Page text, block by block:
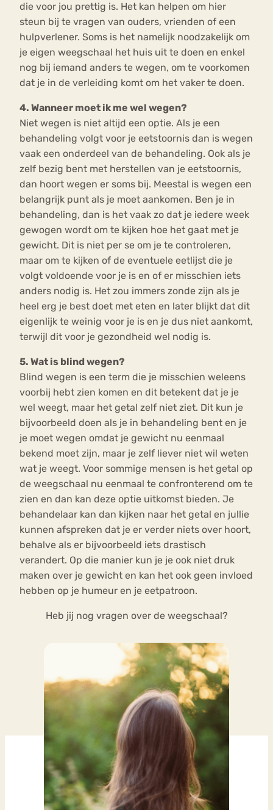
die voor jou prettig is. Het kan helpen om hier
steun bij te vragen van ouders, vrienden of een
hulpverlener. Soms is het namelijk noodzakelijk om
je eigen weegschaal het huis uit te doen en enkel
nog bij iemand anders te wegen, om te voorkomen
dat je in de verleiding komt om het vaker te doen.
4. Wanneer moet ik me wel wegen?
Niet wegen is niet altijd een optie. Als je een
behandeling volgt voor je eetstoornis dan is wegen
vaak een onderdeel van de behandeling. Ook als je
zelf bezig bent met herstellen van je eetstoornis,
dan hoort wegen er soms bij. Meestal is wegen een
belangrijk punt als je moet aankomen. Ben je in
behandeling, dan is het vaak zo dat je iedere week
gewogen wordt om te kijken hoe het gaat met je
gewicht. Dit is niet per se om je te controleren,
maar om te kijken of de eventuele eetlijst die je
volgt voldoende voor je is en of er misschien iets
anders nodig is. Het zou immers zonde zijn als je
heel erg je best doet met eten en later blijkt dat dit
eigenlijk te weinig voor je is en je dus niet aankomt,
terwijl dit voor je gezondheid wel nodig is.
5. Wat is blind wegen?
Blind wegen is een term die je misschien weleens
voorbij hebt zien komen en dit betekent dat je je
wel weegt, maar het getal zelf niet ziet. Dit kun je
bijvoorbeeld doen als je in behandeling bent en je
je moet wegen omdat je gewicht nu eenmaal
bekend moet zijn, maar je zelf liever niet wil weten
wat je weegt. Voor sommige mensen is het getal op
de weegschaal nu eenmaal te confronterend om te
zien en dan kan deze optie uitkomst bieden. Je
behandelaar kan dan kijken naar het getal en jullie
kunnen afspreken dat je er verder niets over hoort,
behalve als er bijvoorbeeld iets drastisch
verandert. Op die manier kun je je ook niet druk
maken over je gewicht en kan het ook geen invloed
hebben op je humeur en je eetpatroon.
Heb jij nog vragen over de weegschaal?